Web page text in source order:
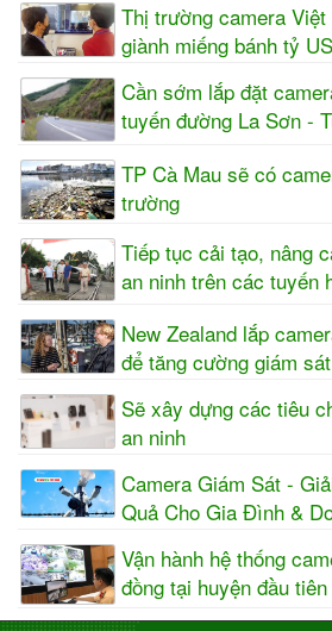
Thị trường camera
giành miếng bánh tỷ
Cần sớm lắp đặt
tuyến đường La Sơn -
TP Cà Mau sẽ có
trường
Tiếp tục cải tạo, nâng
an ninh trên các tuyến
New Zealand lắp
để tăng cường giám
Sẽ xây dựng các tiêu
an ninh
Camera Giám Sát -
Quả Cho Gia Đình &
Vận hành hệ thống
đồng tại huyện đầu